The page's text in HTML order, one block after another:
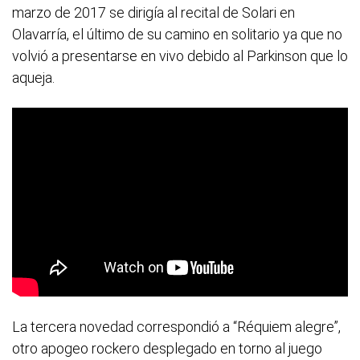
marzo de 2017 se dirigía al recital de Solari en
Olavarría, el último de su camino en solitario ya que no
volvió a presentarse en vivo debido al Parkinson que lo
aqueja.
La tercera novedad correspondió a “Réquiem alegre”,
otro apogeo rockero desplegado en torno al juego